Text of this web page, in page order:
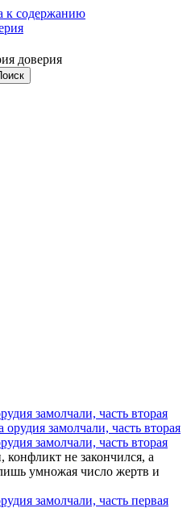
к содержанию
доверия
замолчали, часть вторая
замолчали, часть вторая
конфликт не закончился, а
умножая число жертв и
замолчали, часть первая